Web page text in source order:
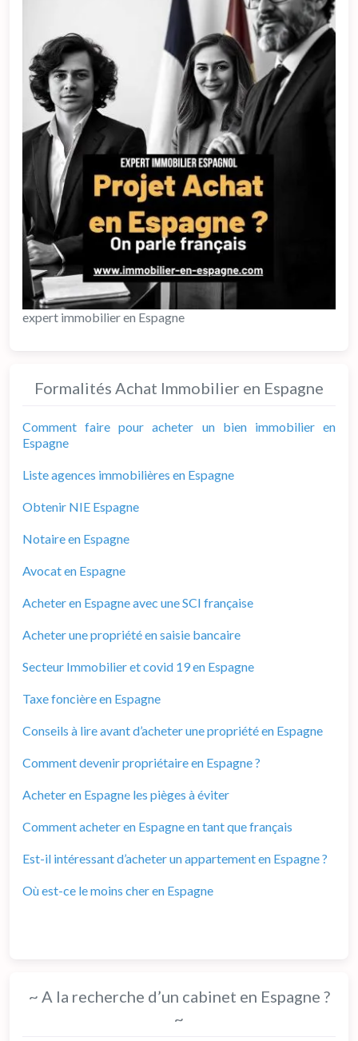
expert immobilier en Espagne
Formalités Achat Immobilier en Espagne
Comment faire pour acheter un bien immobilier en
Espagne
Liste agences immobilières en Espagne
Obtenir NIE Espagne
Notaire en Espagne
Avocat en Espagne
Acheter en Espagne avec une SCI française
Acheter une propriété en saisie bancaire
Secteur Immobilier et covid 19 en Espagne
Taxe foncière en Espagne
Conseils à lire avant d’acheter une propriété en Espagne
Comment devenir propriétaire en Espagne ?
Acheter en Espagne les pièges à éviter
Comment acheter en Espagne en tant que français
Est-il intéressant d’acheter un appartement en Espagne ?
Où est-ce le moins cher en Espagne
~ A la recherche d’un cabinet en Espagne ?
~